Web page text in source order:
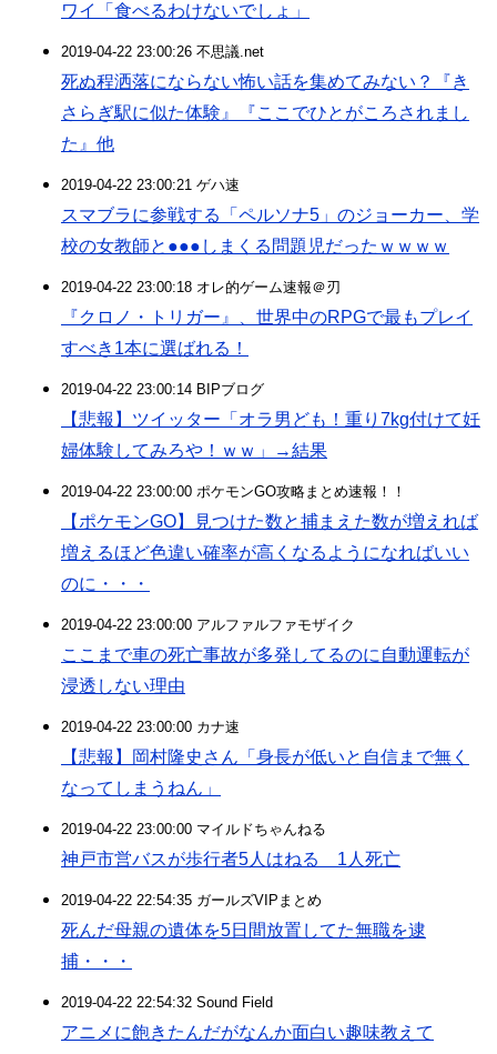
ワイ「食べるわけないでしょ」
2019-04-22 23:00:26 不思議.net
死ぬ程洒落にならない怖い話を集めてみない？『き
さらぎ駅に似た体験』『ここでひとがころされまし
た』他
2019-04-22 23:00:21 ゲハ速
スマブラに参戦する「ペルソナ5」のジョーカー、学
校の女教師と●●●しまくる問題児だったｗｗｗｗ
2019-04-22 23:00:18 オレ的ゲーム速報＠刃
『クロノ・トリガー』、世界中のRPGで最もプレイ
すべき1本に選ばれる！
2019-04-22 23:00:14 BIPブログ
【悲報】ツイッター「オラ男ども！重り7kg付けて妊
婦体験してみろや！ｗｗ」→結果
2019-04-22 23:00:00 ポケモンGO攻略まとめ速報！！
【ポケモンGO】見つけた数と捕まえた数が増えれば
増えるほど色違い確率が高くなるようになればいい
のに・・・
2019-04-22 23:00:00 アルファルファモザイク
ここまで車の死亡事故が多発してるのに自動運転が
浸透しない理由
2019-04-22 23:00:00 カナ速
【悲報】岡村隆史さん「身長が低いと自信まで無く
なってしまうねん」
2019-04-22 23:00:00 マイルドちゃんねる
神戸市営バスが歩行者5人はねる 1人死亡
2019-04-22 22:54:35 ガールズVIPまとめ
死んだ母親の遺体を5日間放置してた無職を逮
捕・・・
2019-04-22 22:54:32 Sound Field
アニメに飽きたんだがなんか面白い趣味教えて